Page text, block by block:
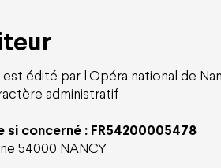
est édité par l'Opéra national de
administratif
si concerné : FR54200005478
54000 NANCY
cadeaux
groupes et entreprises
jeunes / étudiants / -30 ans